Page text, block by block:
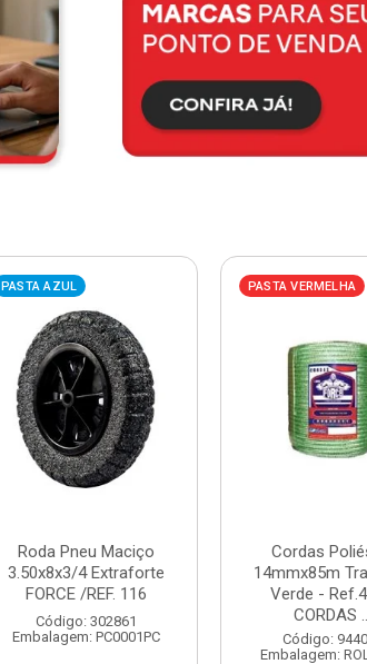
PASTA AZUL
Roda Pneu Maciço
3.50x8x3/4 Extraforte
FORCE /REF. 116
Código: 302861
Embalagem: PC0001PC
PASTA VERMELHA
Cordas
14mmx85m
Verde -
CORDAS
Código:
Embalagem: